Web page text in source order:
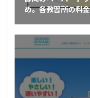
め。各教習所の料